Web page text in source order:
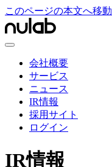
このページの本文へ移
会社概要
サービス
ニュース
IR情報
採用サイト
ログイン
IR情報